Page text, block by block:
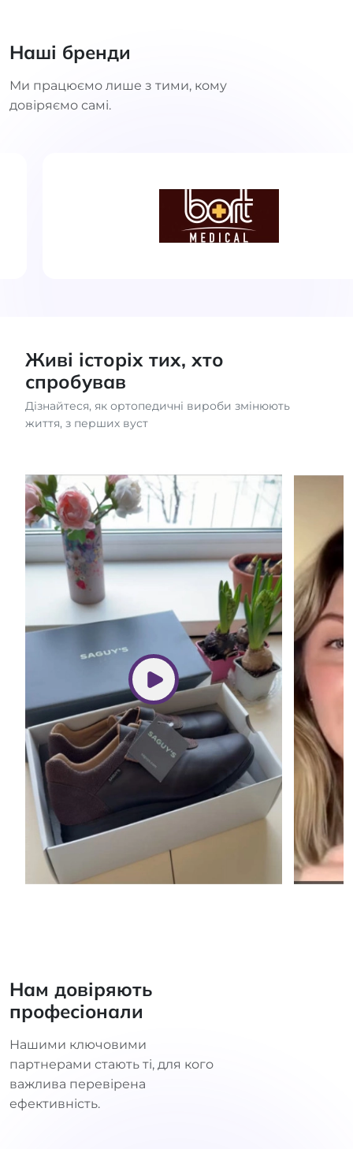
Наші бренди
Ми працюємо лише з тими, кому
довіряємо самі.
Живі історіх тих, хто
спробував
Дізнайтеся, як ортопедичні вироби змінюють
життя, з перших вуст
Нам довіряють
професіонали
Нашими ключовими
партнерами стають ті, для кого
важлива перевірена
ефективність.